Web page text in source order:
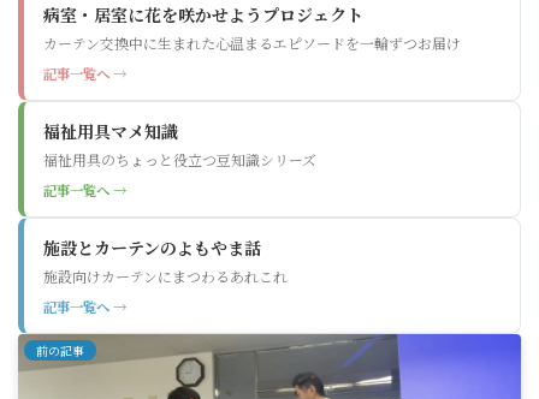
病室・居室に花を咲かせようプロジェクト
カーテン交換中に生まれた心温まるエピソードを一輪ずつお届け
記事一覧へ →
福祉用具マメ知識
福祉用具のちょっと役立つ豆知識シリーズ
記事一覧へ →
施設とカーテンのよもやま話
施設向けカーテンにまつわるあれこれ
記事一覧へ →
前の記事